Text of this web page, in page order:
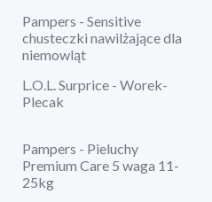
Pampers - Sensitive
chusteczki nawilżające dla
niemowląt
L.O.L. Surprice - Worek-
Plecak
Pampers - Pieluchy
Premium Care 5 waga 11-
25kg